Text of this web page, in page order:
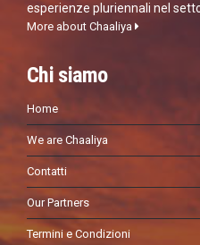
esperienze pluriennali nel
More about Chaaliya
Chi siamo
Home
We are Chaaliya
Contatti
Our Partners
Termini e Condizioni